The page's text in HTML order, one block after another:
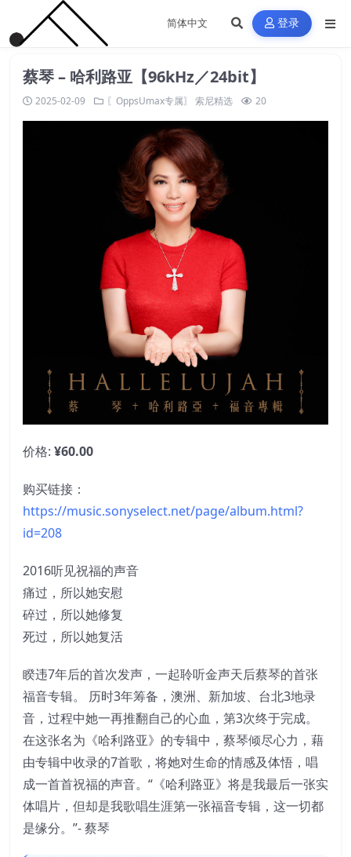
登录
蔡琴 – 哈利路亚【96kHz／24bit】
2025-02-09 〖OppsUmax专属〗 索尼精选 20
价格: ¥60.00
购买链接：
https://music.sonyselect.net/page/album.html?
id=208
2016听见祝福的声音
痛过，所以她安慰
碎过，所以她修复
死过，所以她复活
睽违7年后的首次发声，一起聆听金声天后蔡琴的首张
福音专辑。 历时3年筹备，澳洲、新加坡、台北3地录
音，过程中她一再推翻自己的心血，第3次终于完成。
在这张名为《哈利路亚》的专辑中，蔡琴倾尽心力，藉
由专辑中收录的7首歌，将她对生命的情感及体悟，唱
成一首首祝福的声音。“《哈利路亚》将是我最后一张实
体唱片，但却是我歌唱生涯第一张福音专辑，这一切都
是缘分。”- 蔡琴